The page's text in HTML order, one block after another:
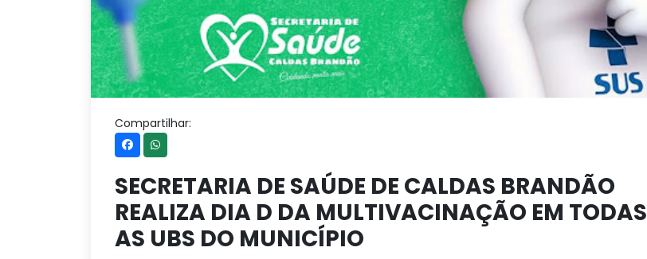
Compartilhar:
SECRETARIA DE SAÚDE DE CALDAS BRANDÃO
REALIZA DIA D DA MULTIVACINAÇÃO EM TODAS
AS UBS DO MUNICÍPIO